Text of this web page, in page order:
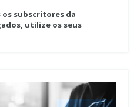
os subscritores da
utilize os seus